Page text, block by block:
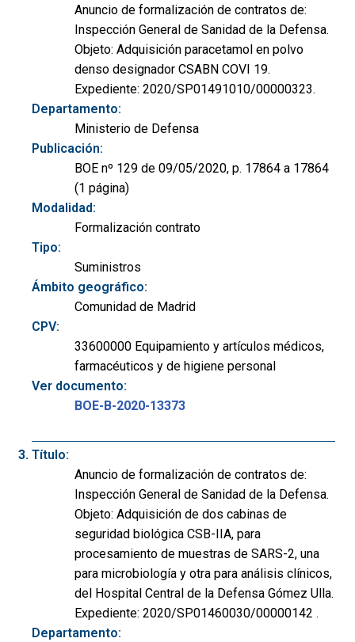
Anuncio de formalización de contratos de:
Inspección General de Sanidad de la Defensa.
Objeto: Adquisición paracetamol en polvo
denso designador CSABN COVI 19.
Expediente: 2020/SP01491010/00000323.
Departamento:
Ministerio de Defensa
Publicación:
BOE nº 129 de 09/05/2020, p. 17864 a 17864
(1 página)
Modalidad:
Formalización contrato
Tipo:
Suministros
Ámbito geográfico:
Comunidad de Madrid
CPV:
33600000 Equipamiento y artículos médicos,
farmacéuticos y de higiene personal
Ver documento:
BOE-B-2020-13373
Título:
Anuncio de formalización de contratos de:
Inspección General de Sanidad de la Defensa.
Objeto: Adquisición de dos cabinas de
seguridad biológica CSB-IIA, para
procesamiento de muestras de SARS-2, una
para microbiología y otra para análisis clínicos,
del Hospital Central de la Defensa Gómez Ulla.
Expediente: 2020/SP01460030/00000142 .
Departamento: